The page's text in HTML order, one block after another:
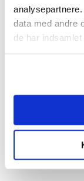
data med andre
de har
Vehicle not found
Specifikationer